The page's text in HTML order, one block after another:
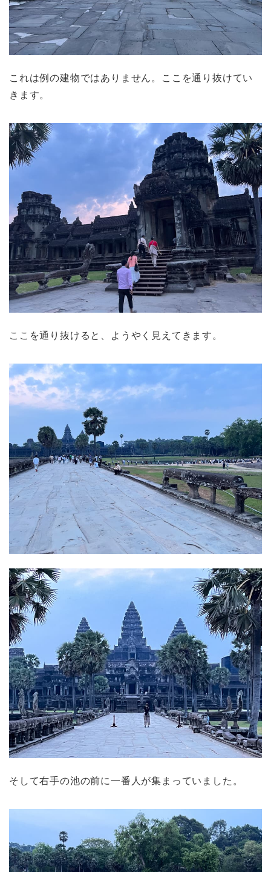
これは例の建物ではありません。ここを通り抜けてい
きます。
ここを通り抜けると、ようやく見えてきます。
そして右手の池の前に一番人が集まっていました。